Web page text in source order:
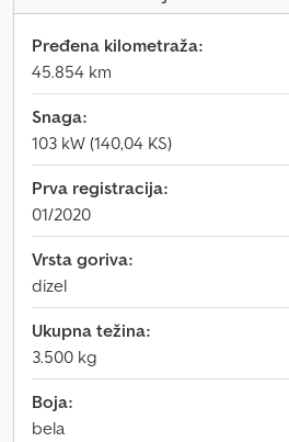
Pređena kilometraža:
45.854 km
Snaga:
103 kW (140,04 KS)
Prva registracija:
01/2020
Vrsta goriva:
dizel
Ukupna težina:
3.500 kg
Boja:
bela